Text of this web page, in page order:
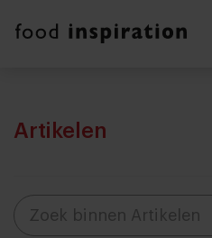
Artikelen